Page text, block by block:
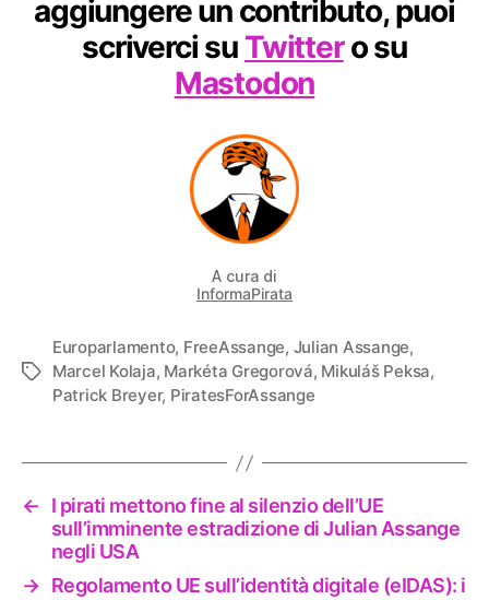
aggiungere un contributo, puoi
scriverci su Twittero su
Mastodon
A cura di
InformaPirata
Tag
Europarlamento, FreeAssange, Julian Assange,
Marcel Kolaja, Markéta Gregorová, Mikuláš Peksa,
Patrick Breyer, PiratesForAssange
←
I pirati mettono fine al silenzio dell’UE
sull’imminente estradizione di Julian Assange
negli USA
→ Regolamento UE sull’identità digitale (eIDAS): i